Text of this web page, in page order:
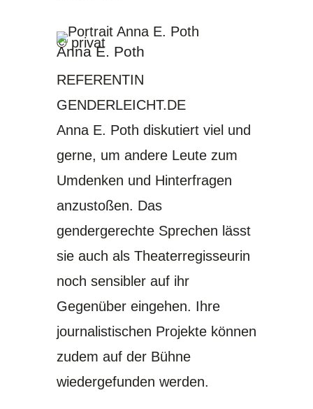
© privat
Anna E. Poth
REFERENTIN
GENDERLEICHT.DE
Anna E. Poth diskutiert viel und
gerne, um andere Leute zum
Umdenken und Hinterfragen
anzustoßen. Das
gendergerechte Sprechen lässt
sie auch als Theaterregisseurin
noch sensibler auf ihr
Gegenüber eingehen. Ihre
journalistischen Projekte können
zudem auf der Bühne
wiedergefunden werden.